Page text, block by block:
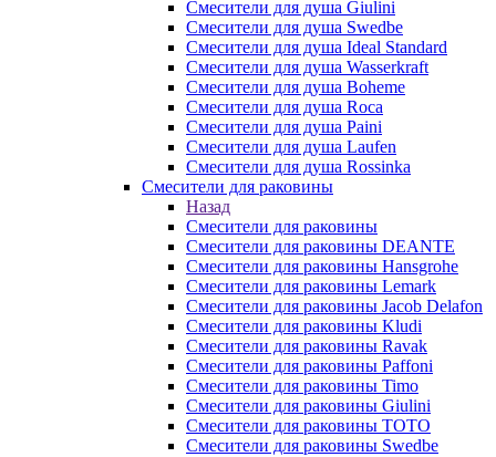
Смесители для душа Giulini
Смесители для душа Swedbe
Смесители для душа Ideal Standard
Смесители для душа Wasserkraft
Смесители для душа Boheme
Смесители для душа Roca
Смесители для душа Paini
Смесители для душа Laufen
Смесители для душа Rossinka
Смесители для раковины
Назад
Смесители для раковины
Смесители для раковины DEANTE
Смесители для раковины Hansgrohe
Смесители для раковины Lemark
Смесители для раковины Jacob Delafon
Смесители для раковины Kludi
Смесители для раковины Ravak
Смесители для раковины Paffoni
Смесители для раковины Timo
Смесители для раковины Giulini
Смесители для раковины TOTO
Смесители для раковины Swedbe